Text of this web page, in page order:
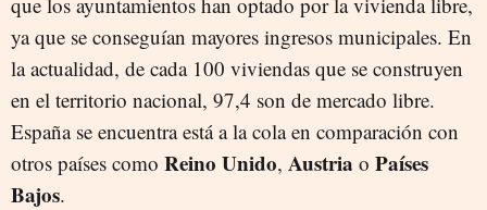
ya que se conseguían mayores ingresos municipales. En
la actualidad, de cada 100 viviendas que se construyen
en el territorio nacional, 97,4 son de mercado libre.
España se encuentra está a la cola en comparación con
otros países como Reino Unido, Austria o Países
Bajos.